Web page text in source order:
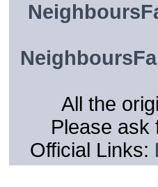
All the
Please ask
Official Links: